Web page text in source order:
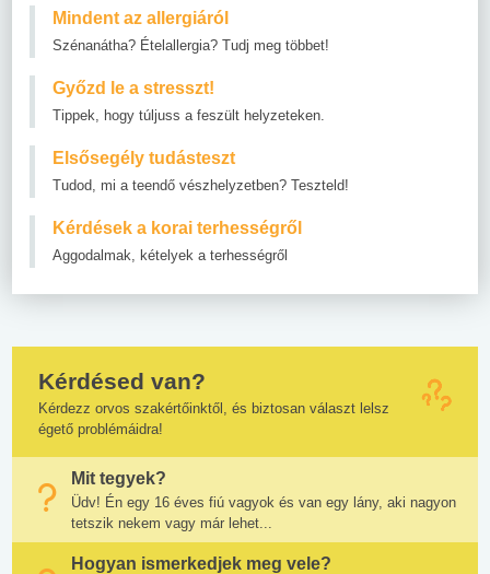
Mindent az allergiáról
Szénanátha? Ételallergia? Tudj meg többet!
Győzd le a stresszt!
Tippek, hogy túljuss a feszült helyzeteken.
Elsősegély tudásteszt
Tudod, mi a teendő vészhelyzetben? Teszteld!
Kérdések a korai terhességről
Aggodalmak, kételyek a terhességről
Kérdésed van?
Kérdezz orvos szakértőinktől, és biztosan választ lelsz
égető problémáidra!
Mit tegyek?
Üdv! Én egy 16 éves fiú vagyok és van egy lány, aki nagyon
tetszik nekem vagy már lehet...
Hogyan ismerkedjek meg vele?